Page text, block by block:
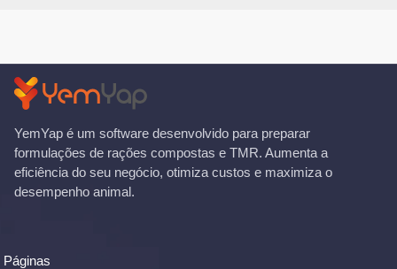
YemYap é um software desenvolvido para preparar
formulações de rações compostas e TMR. Aumenta a
eficiência do seu negócio, otimiza custos e maximiza o
desempenho animal.
Páginas